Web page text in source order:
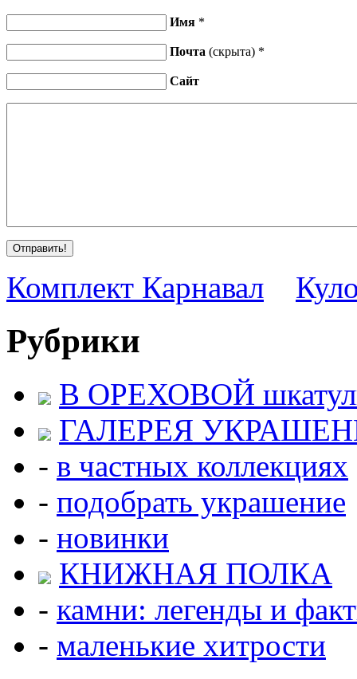
Имя *
Почта (скрыта) *
Сайт
Комплект Карнавал
Рубрики
В ОРЕХОВОЙ
ГАЛЕРЕЯ
- в частных коллекциях
- подобрать украшение
- новинки
КНИЖНАЯ ПОЛКА
- камни: легенды и
- маленькие хитрости